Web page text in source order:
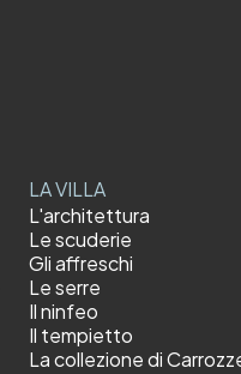
LA VILLA
L'architettura
Le scuderie
Gli affreschi
Le serre
Il ninfeo
Il tempietto
La collezione di